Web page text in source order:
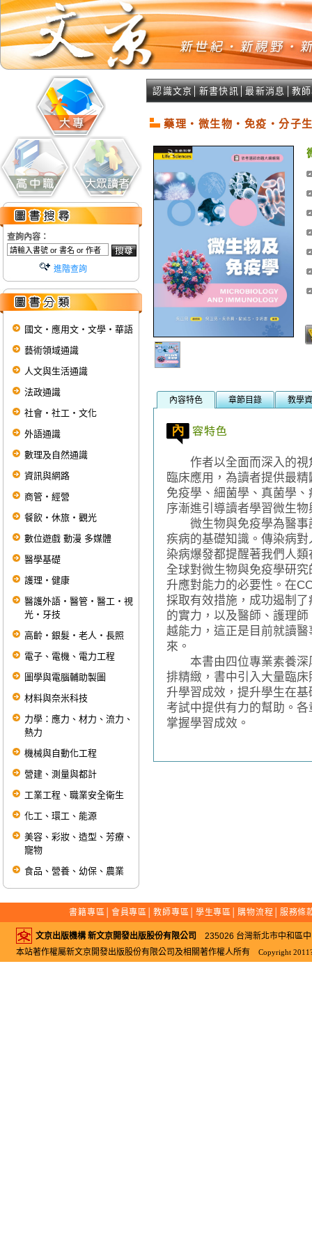
查詢內容：
進階查詢
國文‧應用文‧文學‧華語
藝術領域通識
人文與生活通識
法政通識
社會‧社工‧文化
外語通識
數理及自然通識
資訊與網路
商管‧經營
餐飲‧休旅‧觀光
數位遊戲 動漫 多媒體
醫學基礎
護理‧健康
醫護外語‧醫管‧醫工‧視
光‧牙技
高齡‧銀髮‧老人‧長照
電子、電機、電力工程
圖學與電腦輔助製圖
材料與奈米科技
力學：應力、材力、流力、
熱力
機械與自動化工程
營建、測量與都計
工業工程、職業安全衛生
化工、環工、能源
美容、彩妝、造型、芳療、
寵物
食品、營養、幼保、農業
認識文京 新書快訊 │最新消息 教
藥理‧微生物‧免疫‧分子
內容特色 章節目錄 教學
作者以全面而深入的視
臨床應用，為讀者提供最
免疫學、細菌學、真菌學
序漸進引導讀者學習微生
微生物與免疫學為醫事
疾病的基礎知識。傳染病
染病爆發都提醒著我們人
全球對微生物與免疫學研
升應對能力的必要性。在
採取有效措施，成功遏制
的實力，以及醫師、護理
越能力，這正是目前就讀
來。
本書由四位專業素養深
排精緻，書中引入大量臨
升學習成效，提升學生在
考試中提供有力的幫助。
掌握學習成效。
書籍專區 會員專區 │教師專區 學生專區 購物流程 服務條
文京出版機構 新文京開發出版股份有限公司
235026 台灣新北市中和區
本站著作權屬新文京開發出版股份有限公司及相關著作權人所有
Copyright